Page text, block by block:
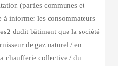
(parties communes et
à informer les consommateurs
dudit bâtiment que la société
de gaz naturel / en
chaufferie collective / du